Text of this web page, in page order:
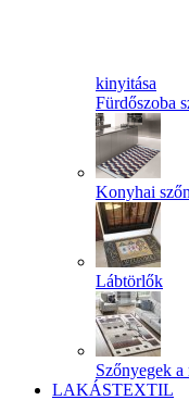
kinyitása
Fürdőszoba
Konyhai
Lábtörlők
Szőnyegek a
LAKÁSTEXTIL